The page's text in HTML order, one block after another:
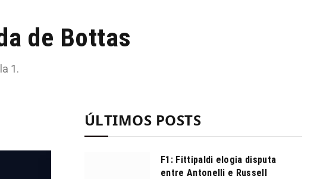
de Bottas
1.
ÚLTIMOS POSTS
F1: Fittipaldi elogia disputa
entre Antonelli e Russell